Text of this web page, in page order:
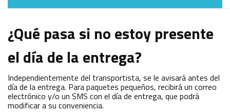
¿Qué pasa si no estoy presente
el día de la entrega?
Independientemente del transportista, se le avisará antes del
día de la entrega. Para paquetes pequeños, recibirá un correo
electrónico y/o un SMS con el día de entrega, que podrá
modificar a su conveniencia.